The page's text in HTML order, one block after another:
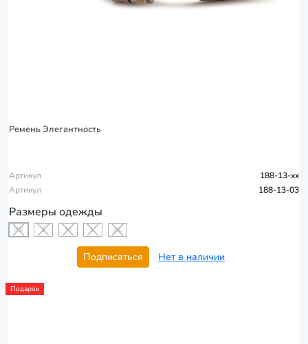
Ремень Элегантность
Артикул
188-13-xx
Артикул
188-13-03
Размеры одежды
XS S M L XL
Подписаться Нет в наличии
Подарок